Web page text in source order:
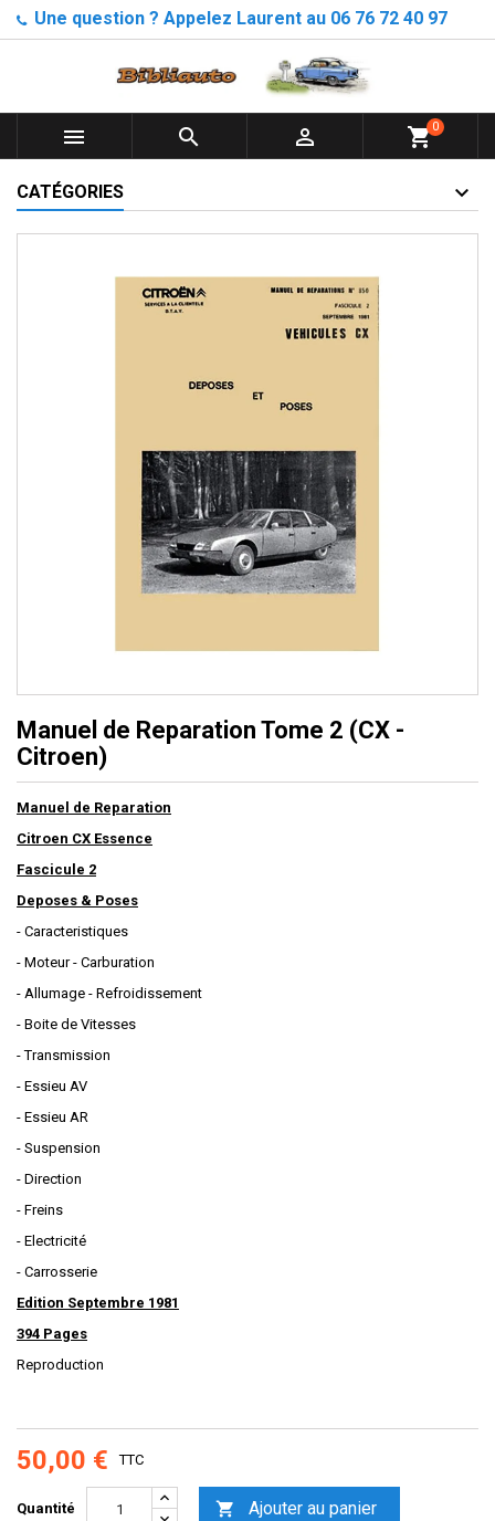
Une question ? Appelez Laurent au 06 76 72 40 97
   shopping_cart0
CATÉGORIES
Manuel de Reparation Tome 2 (CX -
Citroen)
Manuel de Reparation
Citroen CX Essence
Fascicule 2
Deposes & Poses
- Caracteristiques
- Moteur - Carburation
- Allumage - Refroidissement
- Boite de Vitesses
- Transmission
- Essieu AV
- Essieu AR
- Suspension
- Direction
- Freins
- Electricité
- Carrosserie
Edition Septembre 1981
394 Pages
Reproduction
50,00 € TTC
Quantité  Ajouter au panier